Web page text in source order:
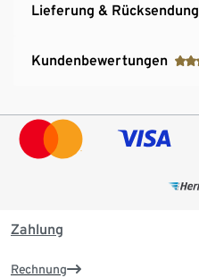
Lieferung & Rücksendung
Kundenbewertungen
Zahlung
Rechnung